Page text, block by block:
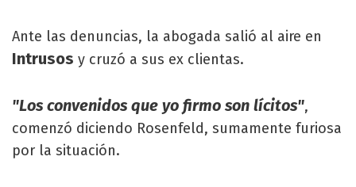
Ante las denuncias, la abogada salió al aire en
Intrusos y cruzó a sus ex clientas.
"Los convenidos que yo firmo son lícitos",
comenzó diciendo Rosenfeld, sumamente furiosa
por la situación.